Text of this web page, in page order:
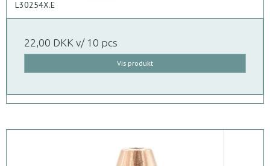
L30254X.E
22,00 DKK v/ 10 pcs
Vis produkt